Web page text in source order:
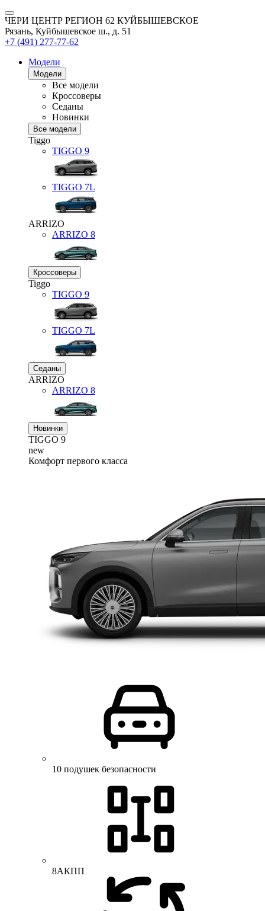
ЧЕРИ ЦЕНТР РЕГИОН 62 КУЙБЫШЕВСКОЕ
Рязань, Куйбышевское ш., д. 51
+7 (491) 277-77-62
Модели
Модели
Все модели
Кроссоверы
Седаны
Новинки
Все модели
Tiggo
TIGGO 9
TIGGO 7L
ARRIZO
ARRIZO 8
Кроссоверы
Tiggo
TIGGO 9
TIGGO 7L
Седаны
ARRIZO
ARRIZO 8
Новинки
TIGGO 9
new
Комфорт первого класса
10 подушек безопасности
8АКПП